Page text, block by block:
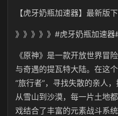
【虎牙奶瓶加速器】最新版
》》》》》#虎牙奶瓶加速器
《原神》是一款开放世界冒
与奇遇的提瓦特大陆。在这
“旅行者”，寻找失散的亲人，
从雪山到沙漠，每一片土地
戏结合了丰富的元素战斗系